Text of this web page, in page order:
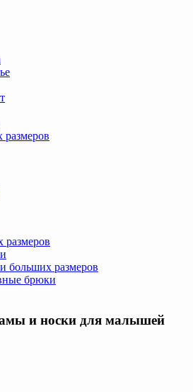
размеров
больших размеров
брюки
и носки для малышей